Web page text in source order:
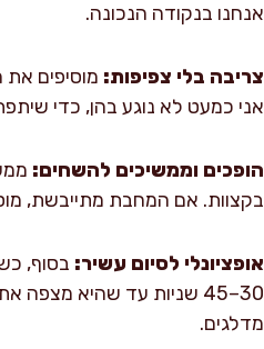
אנחנו בנקודה הנכונה.
צריבה בלי צפיפות:
אני כמעט לא נוגע בהן, כדי
הופכים וממשיכים להשחים:
בקצוות. אם המחבת מתייבשת, מוסיפים עוד 5–10 מ"ל שמן. אם רואים שהן משחימות מהר
אופציונלי לסיום עשיר:
30–45 שניות עד שהיא
מדלגים.